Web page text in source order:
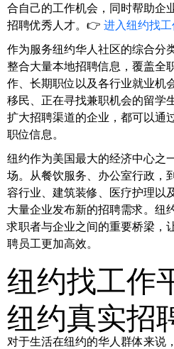
合自己的工作机会，同时帮助企
招聘优秀人才。👉 进入纽约找
作为服务纽约华人社区的综合分
整合大量本地招聘信息，覆盖全
作、长期职位以及各行业就业机
移民、正在寻找兼职机会的留学
扩大招聘渠道的企业，都可以通
职位信息。
纽约作为美国最大的经济中心之
场。从餐饮服务、办公室行政，
容行业、建筑装修、医疗护理以
大量企业发布新的招聘需求。纽
求职者与企业之间的重要桥梁，
聘员工更加高效。
纽约找工作
纽约真实招
对于生活在纽约的华人群体来说